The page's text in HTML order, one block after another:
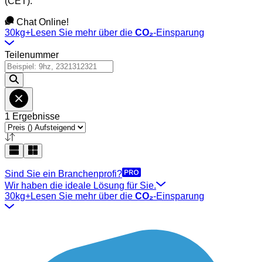
Chat Online!
30kg+Lesen Sie mehr über die CO₂-Einsparung
Teilenummer
1 Ergebnisse
Sind Sie ein Branchenprofi?
Wir haben die ideale Lösung für Sie.
30kg+Lesen Sie mehr über die CO₂-Einsparung